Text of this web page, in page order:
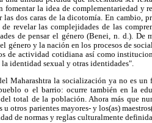
fomentar la idea de complementariedad y
dos caras de la dicotomía. En cambio,
revelar las complejidades de las
de pensar el género (Benei, n. d.). De
género y la nación en los procesos de
de actividad cotidiana así como
identidad sexual y otras identidades".
Maharashtra la socialización ya no es un
o el barrio: ocurre también en la
total de la población. Ahora más que
otros parientes mayores- y los(as)
de normas y reglas culturalmente